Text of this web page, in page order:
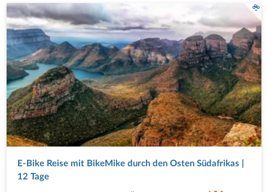
E-Bike Reise mit BikeMike durch den Osten Südafrikas |
12 Tage